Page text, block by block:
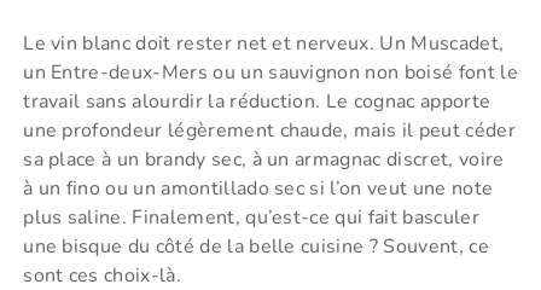
Le vin blanc doit rester net et nerveux. Un Muscadet,
un Entre-deux-Mers ou un sauvignon non boisé font le
travail sans alourdir la réduction. Le cognac apporte
une profondeur légèrement chaude, mais il peut céder
sa place à un brandy sec, à un armagnac discret, voire
à un fino ou un amontillado sec si l’on veut une note
plus saline. Finalement, qu’est-ce qui fait basculer
une bisque du côté de la belle cuisine ? Souvent, ce
sont ces choix-là.